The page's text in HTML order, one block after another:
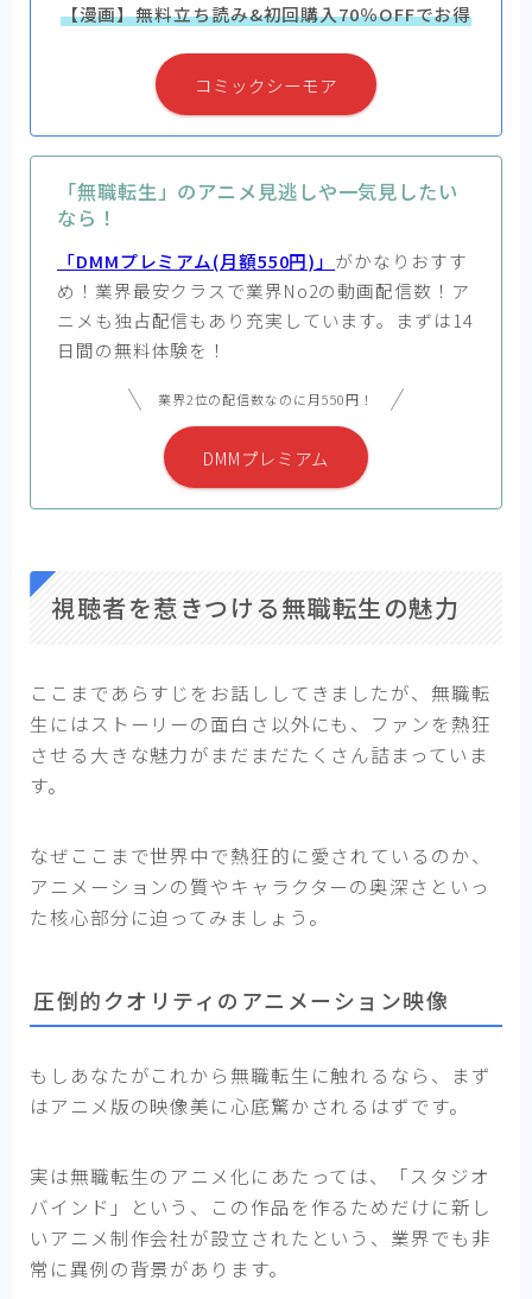
【漫画】無料立ち読み&初回購入70％OFFでお得
コミックシーモア
「無職転生」のアニメ見逃しや一気見したい
なら！
「DMMプレミアム(月額550円)」 がかなりおすす
め！業界最安クラスで業界No2の動画配信数！ア
ニメも独占配信もあり充実しています。まずは14
日間の無料体験を！
業界2位の配信数なのに月550円！
DMMプレミアム
視聴者を惹きつける無職転生の魅力
ここまであらすじをお話ししてきましたが、無職転
生にはストーリーの面白さ以外にも、ファンを熱狂
させる大きな魅力がまだまだたくさん詰まっていま
す。
なぜここまで世界中で熱狂的に愛されているのか、
アニメーションの質やキャラクターの奥深さといっ
た核心部分に迫ってみましょう。
圧倒的クオリティのアニメーション映像
もしあなたがこれから無職転生に触れるなら、まず
はアニメ版の映像美に心底驚かされるはずです。
実は無職転生のアニメ化にあたっては、「スタジオ
バインド」という、この作品を作るためだけに新し
いアニメ制作会社が設立されたという、業界でも非
常に異例の背景があります。